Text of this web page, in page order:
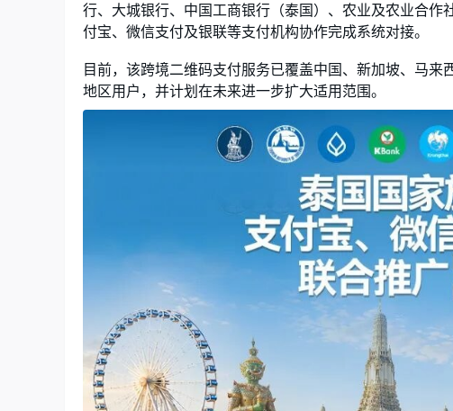
行、大城银行、中国工商银行（泰国）、农业及农业合
付宝、微信支付及银联等支付机构协作完成系统对接。
目前，该跨境二维码支付服务已覆盖中国、新加坡、马
地区用户，并计划在未来进一步扩大适用范围。